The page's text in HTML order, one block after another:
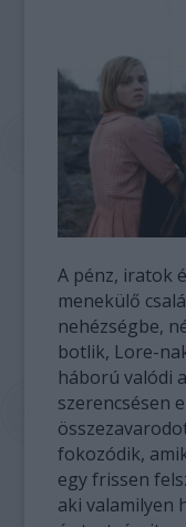
A pénz, iratok
menekülő
nehézségbe,
botlik, Lore-
háború valódi
szerencsésen
fokozódik,
egy frissen
aki valamilyen